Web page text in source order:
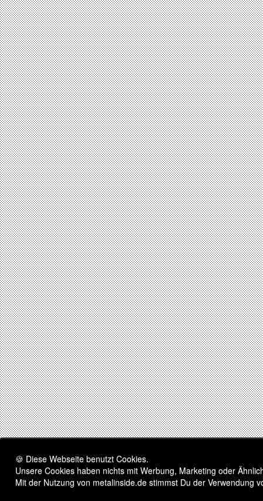
🍪 Diese Webseite benutzt Cookies.
Unsere Cookies haben nichts mit Werbung, Marketing oder
Mit der Nutzung von metalinside.de stimmst Du der Verwendung